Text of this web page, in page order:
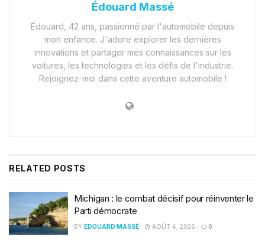
Édouard Massé
Édouard, 42 ans, passionné par l'automobile depuis
mon enfance. J'adore explorer les dernières
innovations et partager mes connaissances sur les
voitures, les technologies et les défis de l'industrie.
Rejoignez-moi dans cette aventure automobile !
RELATED POSTS
Michigan : le combat décisif pour réinventer le
Parti démocrate
BY ÉDOUARD MASSÉ AOÛT 4, 2026 0